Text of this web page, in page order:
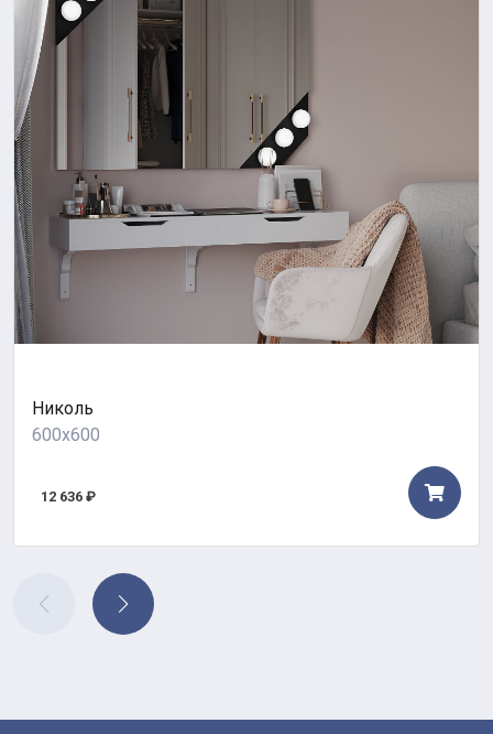
Николь
600x600
12 636 ₽